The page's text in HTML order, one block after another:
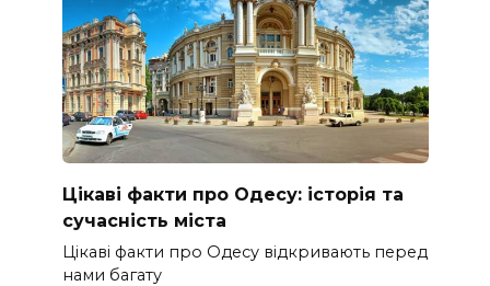
Цікаві факти про Одесу: історія та
сучасність міста
Цікаві факти про Одесу відкривають перед
нами багату